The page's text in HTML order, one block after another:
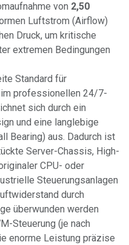
von 2,50
Luftstrom (Airflow)
Druck, um kritische
extremen Bedingungen
Standard für
professionellen 24/7-
sich durch ein
und eine langlebige
Bearing) aus. Dadurch ist
Server-Chassis, High-
CPU- oder
Steuerungsanlagen
durch
überwunden werden
Steuerung (je nach
enorme Leistung präzise